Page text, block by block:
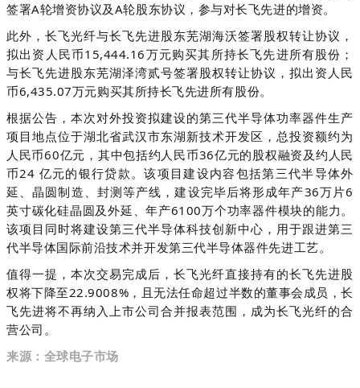
签署A轮增资协议及A轮股东协议，参与对长飞先进的增资。
此外，长飞光纤与长飞先进股东芜湖海沃签署股权转让协议，
拟出资人民币15,444.16万元购买其所持长飞先进所有股份；
与长飞先进股东芜湖泽湾贰号签署股权转让协议，拟出资人民
币6,435.07万元购买其所持长飞先进所有股份。
根据公告，本次对外投资拟建设的第三代半导体功率器件生产
项目地点位于湖北省武汉市东湖新技术开发区，总投资额约为
人民币60亿元，其中包括约人民币36亿元的股权融资及约人民
币24 亿元的银行贷款。该项目建设内容包括第三代半导体外
延、晶圆制造、封测等产线，建设完毕后将形成年产36万片6
英寸碳化硅晶圆及外延、年产6100万个功率器件模块的能力。
该项目同时将建设第三代半导体科技创新中心，用于跟进第三
代半导体国际前沿技术并开发第三代半导体器件先进工艺。
值得一提，本次交易完成后，长飞光纤直接持有的长飞先进股
权将下降至22.9008%，且无法任命超过半数的董事会成员，长
飞先进将不再纳入上市公司合并报表范围，成为长飞光纤的合
营公司。
来源：全球电子市场